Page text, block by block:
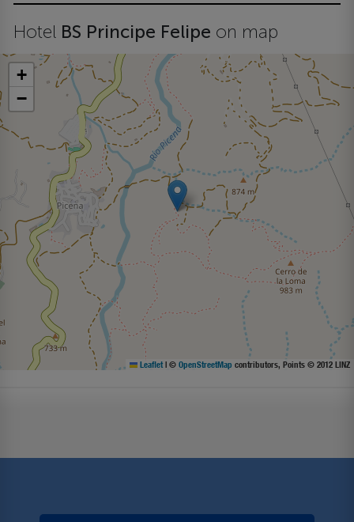
Hotel BS Principe Felipe on map
+
−
Leaflet | © OpenStreetMap contributors, Points © 2012 LINZ